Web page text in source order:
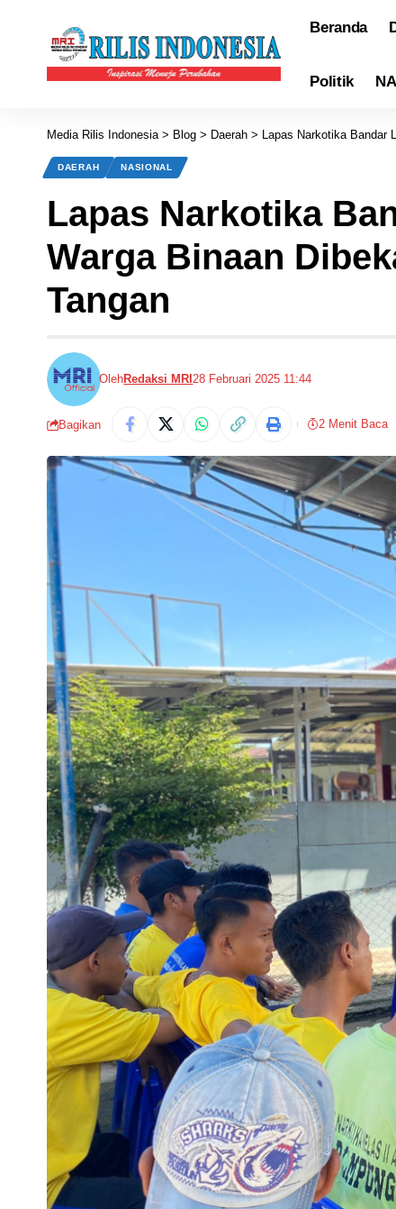
Beranda
Politik
Media Rilis Indonesia> Blog > Daerah > Lapas Narkotika Bandar
DAERAH NASIONAL
Lapas Narkotika
Warga Binaan
Tangan
OlehRedaksi MRI28 Februari 2025 11:44
Bagikan 2 Menit Baca